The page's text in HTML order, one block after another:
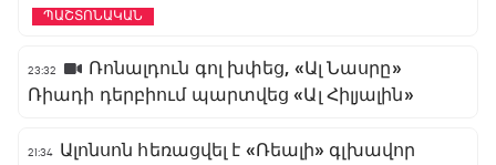
ՊԱՇՏՈՆԱԿԱՆ
23:32
Ռոնալդուն գոլ խփեց, «Ալ Նասրը»
Ռիադի դերբիում պարտվեց «Ալ Հիլյալին»
21:34 Ալոնսոն հեռացվել է «Ռեալի» գլխավոր